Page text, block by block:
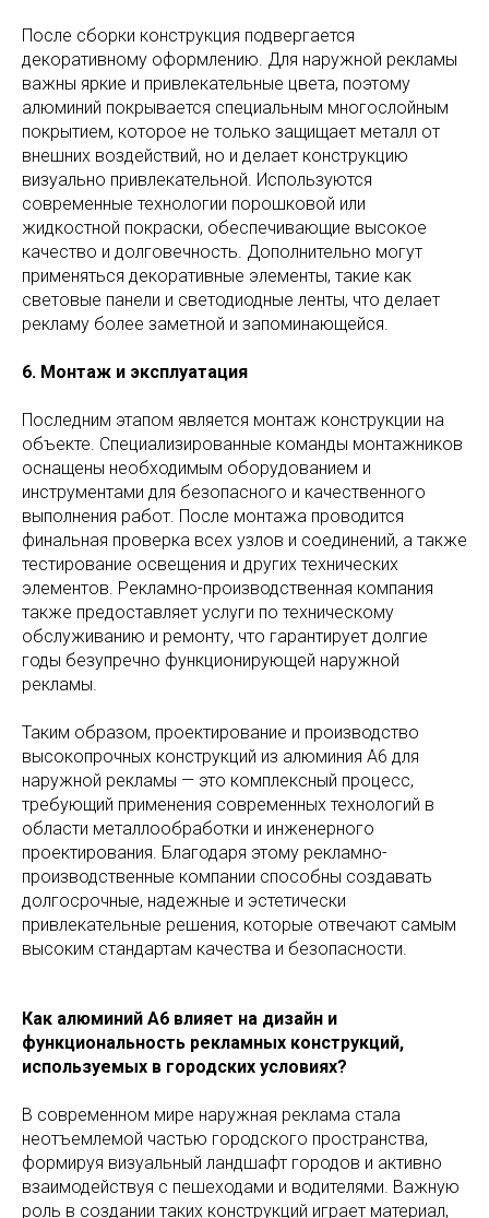
После сборки конструкция подвергается
декоративному оформлению. Для наружной рекламы
важны яркие и привлекательные цвета, поэтому
алюминий покрывается специальным многослойным
покрытием, которое не только защищает металл от
внешних воздействий, но и делает конструкцию
визуально привлекательной. Используются
современные технологии порошковой или
жидкостной покраски, обеспечивающие высокое
качество и долговечность. Дополнительно могут
применяться декоративные элементы, такие как
световые панели и светодиодные ленты, что делает
рекламу более заметной и запоминающейся.
6. Монтаж и эксплуатация
Последним этапом является монтаж конструкции на
объекте. Специализированные команды монтажников
оснащены необходимым оборудованием и
инструментами для безопасного и качественного
выполнения работ. После монтажа проводится
финальная проверка всех узлов и соединений, а также
тестирование освещения и других технических
элементов. Рекламно-производственная компания
также предоставляет услуги по техническому
обслуживанию и ремонту, что гарантирует долгие
годы безупречно функционирующей наружной
рекламы.
Таким образом, проектирование и производство
высокопрочных конструкций из алюминия А6 для
наружной рекламы — это комплексный процесс,
требующий применения современных технологий в
области металлообработки и инженерного
проектирования. Благодаря этому рекламно-
производственные компании способны создавать
долгосрочные, надежные и эстетически
привлекательные решения, которые отвечают самым
высоким стандартам качества и безопасности.
Как алюминий А6 влияет на дизайн и
функциональность рекламных конструкций,
используемых в городских условиях?
В современном мире наружная реклама стала
неотъемлемой частью городского пространства,
формируя визуальный ландшафт городов и активно
взаимодействуя с пешеходами и водителями. Важную
роль в создании таких конструкций играет материал,